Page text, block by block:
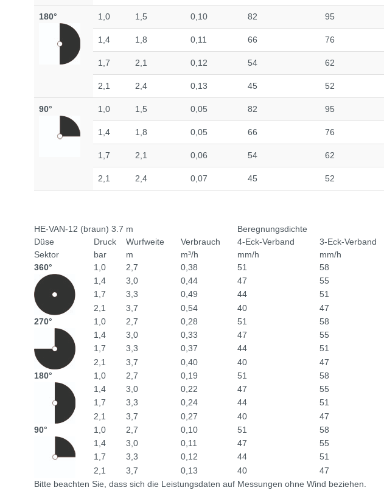
180° 1,0 1,5 0,10 82 95
1,4 1,8 0,11 66 76
1,7 2,1 0,12 54 62
2,1 2,4 0,13 45 52
90° 1,0 1,5 0,05 82 95
1,4 1,8 0,05 66 76
1,7 2,1 0,06 54 62
2,1 2,4 0,07 45 52
HE-VAN-12 (braun) 3.7 m Beregnungsdichte
Düse
Sektor
Druck
bar
Wurfweite
m
Verbrauch
m³/h
4-Eck-Verband
mm/h
3-Eck-Verband
mm/h
360°
1,0 2,7 0,38 51 58
1,4
3,0 0,44 47 55
1,7
3,3 0,49 44 51
2,1
3,7 0,54 40 47
270°
1,0 2,7 0,28 51 58
1,4
3,0 0,33 47 55
1,7
3,3 0,37 44 51
2,1
3,7 0,40 40 47
180°
1,0 2,7 0,19 51 58
1,4
3,0 0,22 47 55
1,7
3,3 0,24 44 51
2,1
3,7 0,27 40 47
90°
1,0 2,7 0,10 51 58
1,4
3,0 0,11 47 55
1,7
3,3 0,12 44 51
2,1
3,7 0,13 40 47
Bitte beachten Sie, dass sich die Leistungsdaten auf Messungen ohne Wind beziehen.